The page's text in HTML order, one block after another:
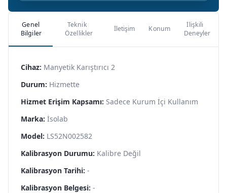
Genel
Bilgiler
Teknik
Özellikler
İletişim Konum
İlişkili
Deneyler
Cihaz: Manyetik Karıştırıcı 2
Durum: Hizmette
Hizmet Erişim Kapsamı: Sadece Kurum İçi Kullanım
Marka: İsolab
Model: LS52N002582
Kalibrasyon Durumu: Kalibre Değil
Kalibrasyon Tarihi: -
Kalibrasyon Belgesi: -